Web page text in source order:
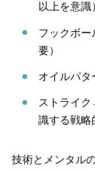
以上を意識
フックボ
要）
オイルパタ
ストライ
識する戦略
技術とメンタル